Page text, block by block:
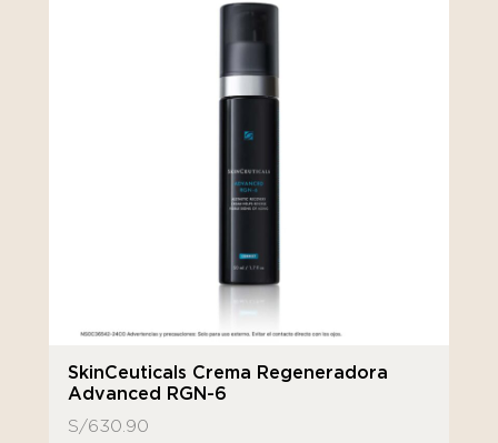
SkinCeuticals Crema Regeneradora
Advanced RGN-6
S/630.90